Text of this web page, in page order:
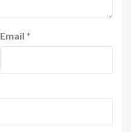
Email *